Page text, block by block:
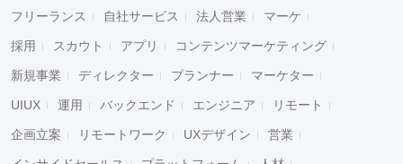
フリーランス 自社サービス 法人営業 マーケ
採用 スカウト アプリ コンテンツマーケティング
新規事業 ディレクター プランナー マーケター
UIUX 運用 バックエンド エンジニア リモート
企画立案 リモートワーク UXデザイン 営業